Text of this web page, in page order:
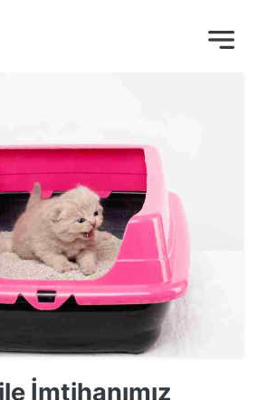
İmtihanımız